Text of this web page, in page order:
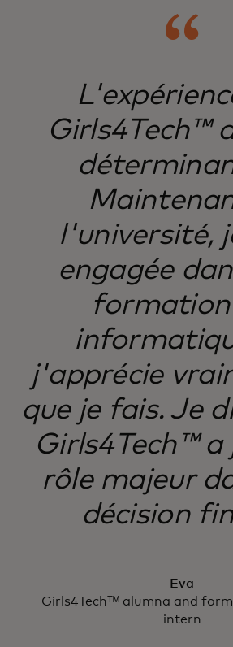
Girls4Tech™
l'université,
engagée
formation
j'apprécie
que je fais. Je
Girls4Tech™ a
rôle majeur
décision
Eva
Girls4Techᵀᴹ alumna and
intern